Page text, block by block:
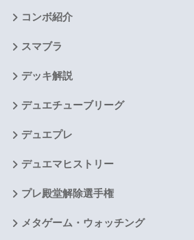
コンボ紹介
スマブラ
デッキ解説
デュエチューブリーグ
デュエプレ
デュエマヒストリー
プレ殿堂解除選手権
メタゲーム・ウォッチング